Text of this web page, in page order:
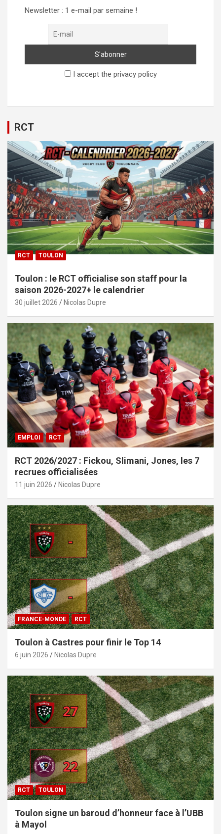
Newsletter : 1 e-mail par semaine !
I accept the privacy policy
RCT
RCT TOULON
Toulon : le RCT officialise son staff pour la
saison 2026-2027+ le calendrier
30 juillet 2026 Nicolas Dupre
EMPLOI RCT
RCT 2026/2027 : Fickou, Slimani, Jones, les 7
recrues officialisées
11 juin 2026 Nicolas Dupre
FRANCE-MONDE RCT
Toulon à Castres pour finir le Top 14
6 juin 2026 Nicolas Dupre
RCT TOULON
Toulon signe un baroud d’honneur face à l’UBB
à Mayol